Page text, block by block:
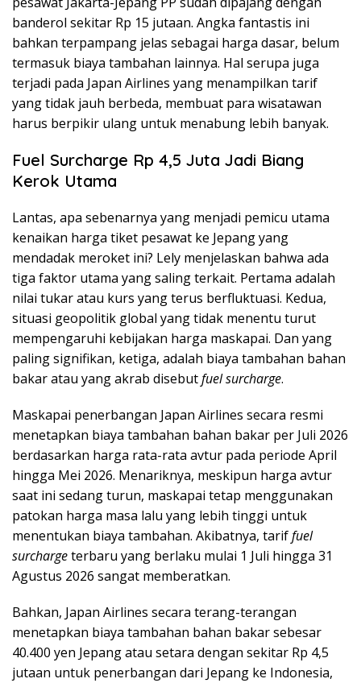
banderol sekitar Rp 15 jutaan. Angka fantastis ini
bahkan terpampang jelas sebagai harga dasar, belum
termasuk biaya tambahan lainnya. Hal serupa juga
terjadi pada Japan Airlines yang menampilkan tarif
yang tidak jauh berbeda, membuat para wisatawan
harus berpikir ulang untuk menabung lebih banyak.
Fuel Surcharge Rp 4,5 Juta Jadi Biang
Kerok Utama
Lantas, apa sebenarnya yang menjadi pemicu utama
kenaikan harga tiket pesawat ke Jepang yang
mendadak meroket ini? Lely menjelaskan bahwa ada
tiga faktor utama yang saling terkait. Pertama adalah
nilai tukar atau kurs yang terus berfluktuasi. Kedua,
situasi geopolitik global yang tidak menentu turut
mempengaruhi kebijakan harga maskapai. Dan yang
paling signifikan, ketiga, adalah biaya tambahan bahan
bakar atau yang akrab disebutfuel surcharge.
Maskapai penerbangan Japan Airlines secara resmi
menetapkan biaya tambahan bahan bakar per Juli 2026
berdasarkan harga rata-rata avtur pada periode April
hingga Mei 2026. Menariknya, meskipun harga avtur
saat ini sedang turun, maskapai tetap menggunakan
patokan harga masa lalu yang lebih tinggi untuk
menentukan biaya tambahan. Akibatnya, tariffuel
surchargeterbaru yang berlaku mulai 1 Juli hingga 31
Agustus 2026 sangat memberatkan.
Bahkan, Japan Airlines secara terang-terangan
menetapkan biaya tambahan bahan bakar sebesar
40.400 yen Jepang atau setara dengan sekitar Rp 4,5
jutaan untuk penerbangan dari Jepang ke Indonesia,